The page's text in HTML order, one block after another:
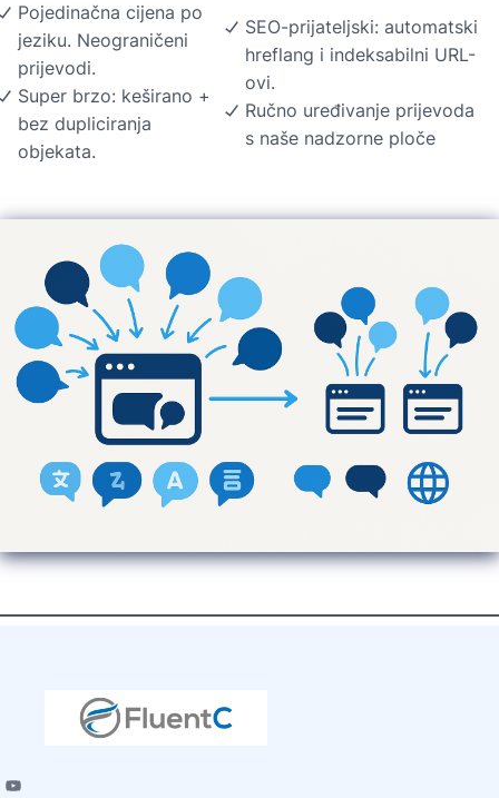
Pojedinačna cijena po
jeziku. Neograničeni
prijevodi.
Super brzo: keširano +
bez dupliciranja
objekata.
SEO-prijateljski: automatski
hreflang i indeksabilni URL-
ovi.
Ručno uređivanje prijevoda
s naše nadzorne ploče